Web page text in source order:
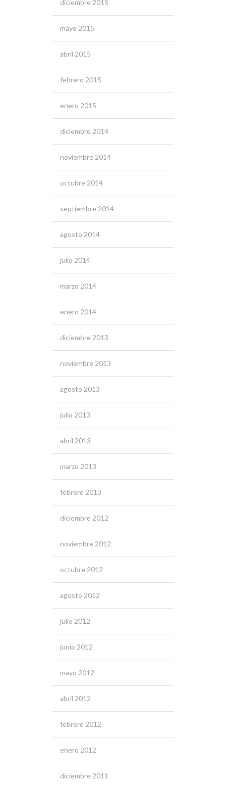
diciembre 2015
mayo 2015
abril 2015
febrero 2015
enero 2015
diciembre 2014
noviembre 2014
octubre 2014
septiembre 2014
agosto 2014
julio 2014
marzo 2014
enero 2014
diciembre 2013
noviembre 2013
agosto 2013
julio 2013
abril 2013
marzo 2013
febrero 2013
diciembre 2012
noviembre 2012
octubre 2012
agosto 2012
julio 2012
junio 2012
mayo 2012
abril 2012
febrero 2012
enero 2012
diciembre 2011